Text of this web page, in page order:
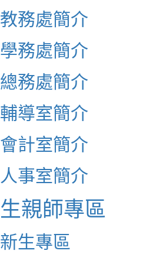
教務處簡介
學務處簡介
總務處簡介
輔導室簡介
會計室簡介
人事室簡介
生親師專區
新生專區